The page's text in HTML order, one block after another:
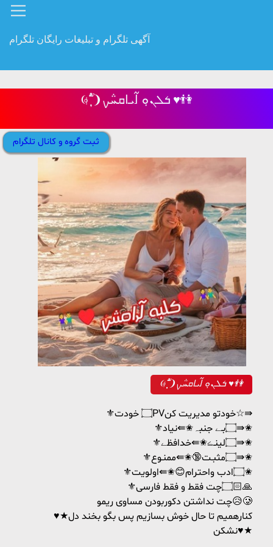
آگهی تلگرام و تبلیغات رایگان تلگرام
❨ ‌⃘⃒֟‌ٖٜٖٜٖٜٖٜٖؖؖؖؖؖ ❩ܭܠܢ̣ܘ ߊ߬ܝ‌ߊ‌ܩܚ݅ࡍ ♥️👫
ثبت گروه و کانال تلگرام
❨ ‌⃘⃒֟‌ٖٜٖٜٖٜٖٜٖؖؖؖؖؖ ❩ܭܠܢ̣ܘ ߊ߬ܝ‌ߊ‌ܩܚ݅ࡍ ♥️👫
⚜️۝ خودتPVخودتو مدیریت کن☆⇛
⚜️۝بـے جنبہ✬⇚نیاد⇛✬
⚜️۝لینـڪ✬⇚خدافظے⇛✬
⚜️۝مثبـت🔞✬⇚ممنـوع⇛✬
⚜️۝ادب واحترام😊✬⇚اولویت✬
⚜۝چت فقط و فقط فارسی🙏🏻
چت نداشتن دکوربودن مساوی ریمو😥🥲
♥★کنارهمیم تا حال خوش بسازیم پس بگو بخند دل
نشکن♥★